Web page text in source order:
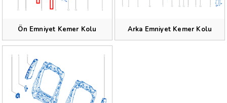
Ön Emniyet Kemer Kolu Arka Emniyet Kemer Kolu